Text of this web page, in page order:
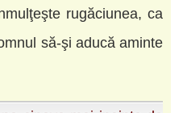
rugăciunea, ca
să-şi aducă aminte